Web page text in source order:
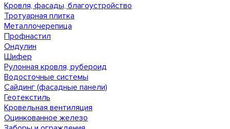
Кровля, фасады, благоустройство
Тротуарная плитка
Металлочерепица
Профнастил
Ондулин
Шифер
Рулонная кровля, рубероид
Водосточные системы
Сайдинг (фасадные панели)
Геотекстиль
Кровельная вентиляция
Оцинкованное железо